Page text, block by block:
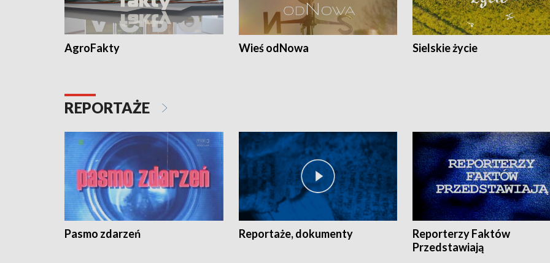
AgroFakty Wieś odNowa Sielskie życie
REPORTAŻE
Pasmo zdarzeń Reportaże, dokumenty
Reporterzy Faktów
Przedstawiają